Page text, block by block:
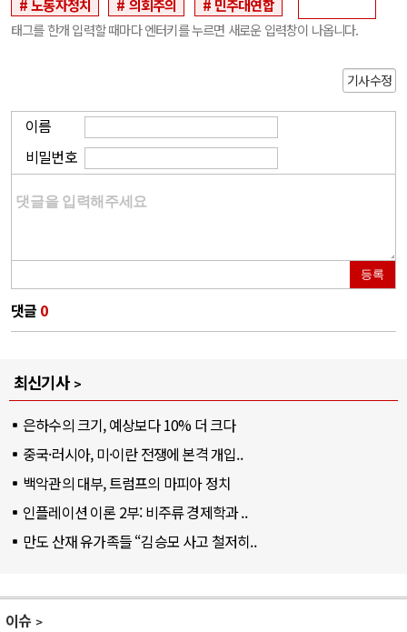
노동자정치 의회주의 민주대연합
태그를 한개 입력할 때마다 엔터키를 누르면 새로운 입력창이 나옵니다.
기사수정
이름
비밀번호
등록
댓글 0
최신기사
은하수의 크기, 예상보다 10% 더 크다
중국·러시아, 미·이란 전쟁에 본격 개입..
백악관의 대부, 트럼프의 마피아 정치
인플레이션 이론 2부: 비주류 경제학과 ..
만도 산재 유가족들 “김승모 사고 철저히..
이슈